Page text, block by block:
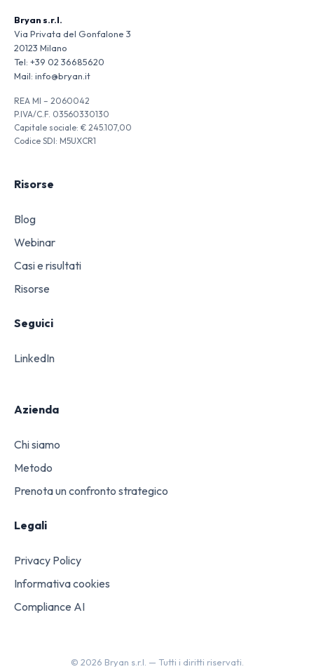
Bryan s.r.l.
Via Privata del Gonfalone 3
20123 Milano
Tel: +39 02 36685620
Mail: info@bryan.it
REA MI – 2060042
P.IVA/C.F. 03560330130
Capitale sociale: € 245.107,00
Codice SDI: M5UXCR1
Risorse
Blog
Webinar
Casi e risultati
Risorse
Seguici
LinkedIn
Azienda
Chi siamo
Metodo
Prenota un confronto strategico
Legali
Privacy Policy
Informativa cookies
Compliance AI
© 2026 Bryan s.r.l. — Tutti i diritti riservati.